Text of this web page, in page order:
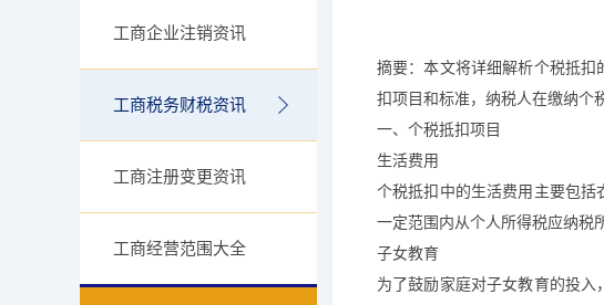
工商企业注销资讯
工商税务财税资讯
工商注册变更资讯
工商经营范围大全
摘要：本文将详细解析个税抵
扣项目和标准，纳税人在缴纳个
一、个税抵扣项目
生活费用
个税抵扣中的生活费用主要包
一定范围内从个人所得税应纳税
子女教育
为了鼓励家庭对子女教育的投